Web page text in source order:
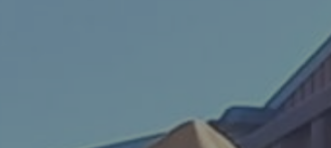
MES DÉMARCHES